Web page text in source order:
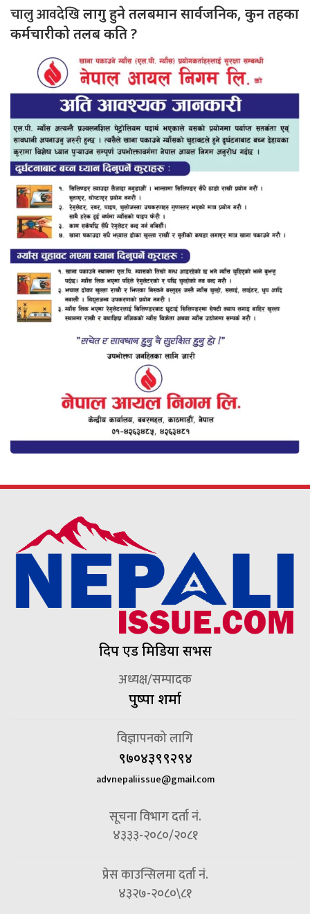
चालु आवदेखिलागु हुने तलबमान सार्वजनिक, कुन तहका
कर्मचारीको तलब कति ?
दिप एड मिडिया सर्भिस
अध्यक्ष/सम्पादक
पुष्पा शर्मा
विज्ञापनको लागि
९७०४३९९२९४
advnepaliissue@gmail.com
सूचना विभाग दर्ता नं.
४३३३-२०८०/२०८१
प्रेस काउन्सिलमा दर्ता नं.
४३२७-२०८०\८१